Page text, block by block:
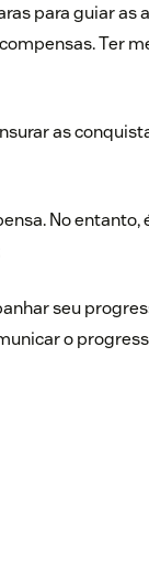
para guiar as
Ter
as
No entanto,
seu
o